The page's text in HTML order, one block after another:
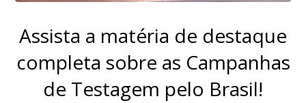
Assista a matéria de destaque
completa sobre as Campanhas
de Testagem pelo Brasil!